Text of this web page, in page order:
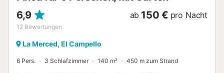
Winter auf Anf...
6,9
12 Bewertungen
ab 150 € pro Nacht
La Merced, El Campello
6 Pers. 3 Schlafzimmer 140 m² 450 m zum Strand